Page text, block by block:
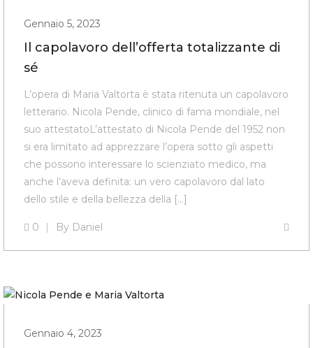
Gennaio 5, 2023
Il capolavoro dell’offerta totalizzante di
sé
L’opera di Maria Valtorta è stata ritenuta un capolavoro
letterario. Nicola Pende, clinico di fama mondiale, nel
suo attestatoL’attestato di Nicola Pende del 1952 non
si era limitato ad apprezzare l’opera sotto gli aspetti
che possono interessare lo scienziato medico, ma
anche l’aveva definita: un vero capolavoro dal lato
dello stile e della bellezza della […]
0 By Daniel
Gennaio 4, 2023